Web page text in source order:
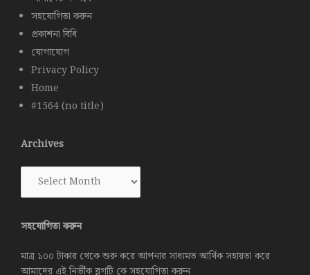
সহযোগিতা করুন
প্রকাশনা বিধি
যোগাযোগ
Privacy Policy
Home
#1564 (no title)
Archives
Archives
সহযোগিতা করুন
মাত্র ১০০ টাকার থেকে শুরু করে আপনার সাধ্যমত আর্থিক সহায়তা করে
আমাদের এই নির্ভীক ব্লগটি কে সহযোগিতা করুন